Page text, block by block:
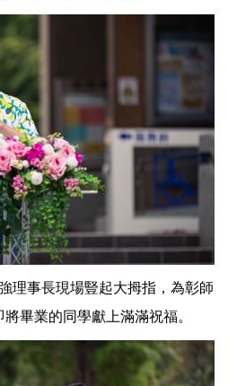
理事長現場豎起大拇指，為彰師
畢業的同學獻上滿滿祝福。